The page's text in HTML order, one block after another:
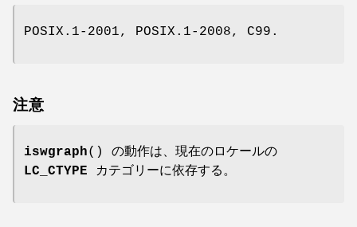
POSIX.1-2001, POSIX.1-2008, C99.
注意
iswgraph() の動作は、現在のロケールの
LC_CTYPE カテゴリーに依存する。